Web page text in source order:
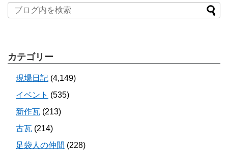
カテゴリー
現場日記 (4,149)
イベント (535)
新作瓦 (213)
古瓦 (214)
足袋人の仲間 (228)